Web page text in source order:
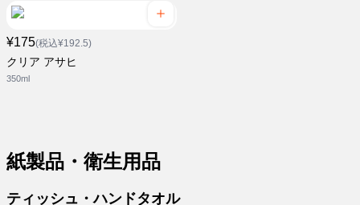
¥175(税込¥192.5)
クリア アサヒ
350ml
紙製品・衛生用品
ティッシュ・ハンドタオル